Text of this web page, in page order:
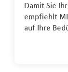
Damit Sie
empfiehlt
auf Ihre